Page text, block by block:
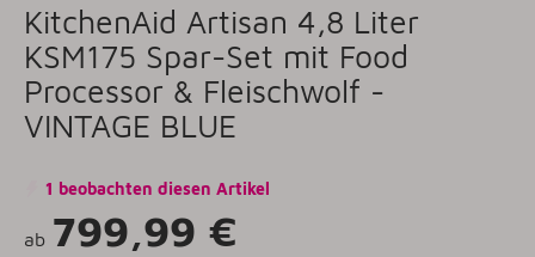
KitchenAid Artisan 4,8 Liter
KSM175 Spar-Set mit Food
Processor & Fleischwolf -
VINTAGE BLUE
1 beobachten diesen Artikel
ab 799,99 €